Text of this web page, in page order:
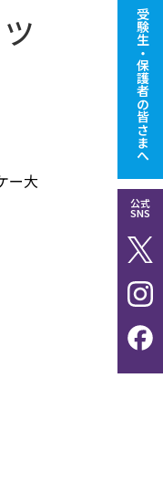
受験生・保護者の皆さまへ
公式
SNS
ー大